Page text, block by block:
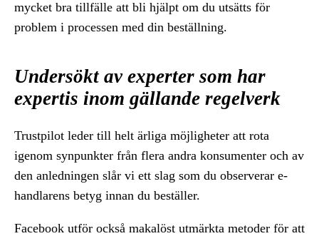
mycket bra tillfälle att bli hjälpt om du utsätts för
problem i processen med din beställning.
Undersökt av experter som har
expertis inom gällande regelverk
Trustpilot leder till helt ärliga möjligheter att rota
igenom synpunkter från flera andra konsumenter och av
den anledningen slår vi ett slag som du observerar e-
handlarens betyg innan du beställer.
Facebook utför också makalöst utmärkta metoder för att